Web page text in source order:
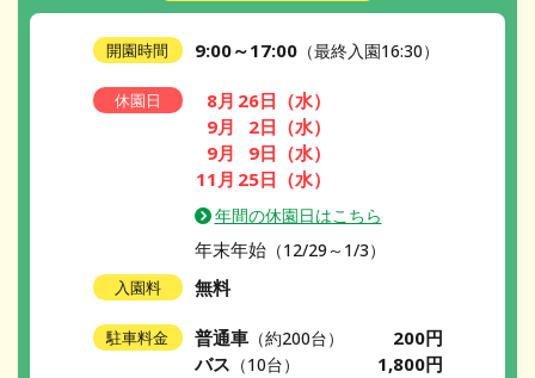
開園時間 9:00～17:00（最終入園16:30）
休園日 8月 26日 （水）
9月
2日 （水）
9月
9日 （水）
11月 25日 （水）
年間の休園日はこちら
年末年始（12/29～1/3）
入園料 無料
駐車料金 普通車（約200台）
200円
バス （10台） 1,800円